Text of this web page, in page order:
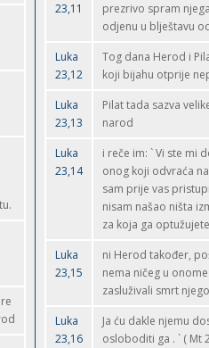
23,11
prezrivo spram
odjenu u blještavu
Luka
23,12
Tog dana Herod i
koji bijahu otprije
Luka
23,13
Pilat tada sazva
narod
Luka
23,14
i reče im: ` Vi ste mi
onog koji odvraća
sam prije vas
nisam našao ništa
za koja ga
Luka
23,15
ni Herod također,
nema ničeg u
zasluživali smrt
Luka
23,16
Ja ću dakle njemu
osloboditi ga . ` ( Mt